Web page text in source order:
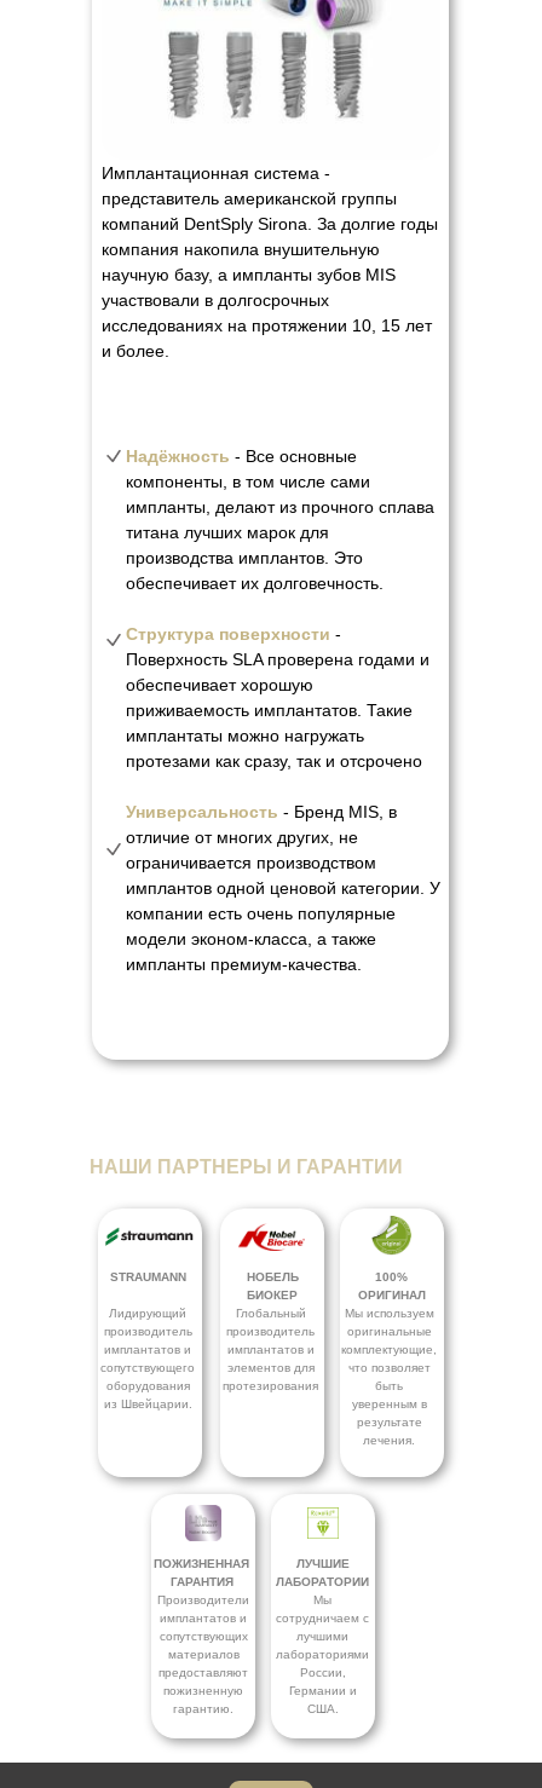
Надёжность - Все основные
компоненты, в том числе сами
импланты, делают из прочного сплава
титана лучших марок для
производства имплантов. Это
обеспечивает их долговечность.
Структура поверхности -
Поверхность SLA проверена годами и
обеспечивает хорошую
приживаемость имплантатов. Такие
имплантаты можно нагружать
протезами как сразу, так и отсрочено
Универсальность - Бренд MIS, в
отличие от многих других, не
ограничивается производством
имплантов одной ценовой категории. У
компании есть очень популярные
модели эконом-класса, а также
импланты премиум-качества.
Имплантационная система -
представитель американской группы
компаний DentSply Sirona. За долгие годы
компания накопила внушительную
научную базу, а импланты зубов MIS
участвовали в долгосрочных
исследованиях на протяжении 10, 15 лет
и более.
STRAUMANN
Лидирующий
производитель
имплантатов и
сопутствующего
оборудования
из Швейцарии.
Глобальный
производитель
имплантатов и
элементов для
протезирования
Мы используем
оригинальные
комплектующие,
что позволяет
быть
уверенным в
результате
лечения.
Производители
имплантатов и
сопутствующих
материалов
предоставляют
пожизненную
гарантию.
Мы
сотрудничаем с
лучшими
лабораториями
России,
Германии и
США.
НОБЕЛЬ
БИОКЕР
100%
ОРИГИНАЛ
ПОЖИЗНЕННАЯ
ГАРАНТИЯ
ЛУЧШИЕ
ЛАБОРАТОРИИ
НАШИ ПАРТНЕРЫ И ГАРАНТИИ